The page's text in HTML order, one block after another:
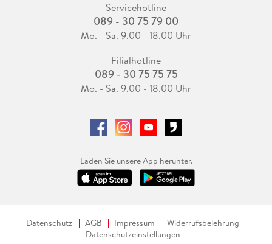
Servicehotline
089 - 30 75 79 00
Mo. - Sa. 9.00 - 18.00 Uhr
Filialhotline
089 - 30 75 75 75
Mo. - Sa. 9.00 - 18.00 Uhr
Laden Sie unsere App herunter.
Datenschutz AGB Impressum
Widerrufsbelehrung
Datenschutzeinstellungen